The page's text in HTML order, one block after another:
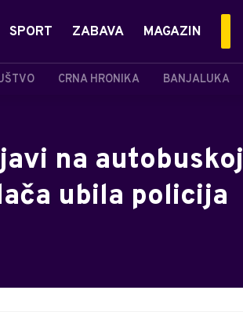
CRNA HRONIKA BANJALUKA
SPORT ZABAVA MAGAZIN
na autobuskoj
ubila policija